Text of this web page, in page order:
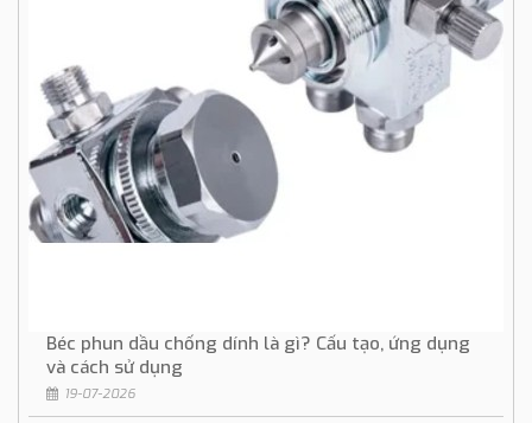
Béc phun dầu chống dính là gì? Cấu tạo, ứng dụng
và cách sử dụng
19-07-2026